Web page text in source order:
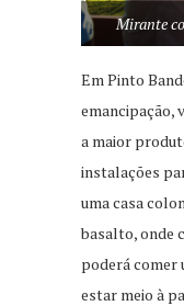
Mirante
Em Pinto
emancipação,
a maior
instalações
uma casa
basalto, onde
poderá comer
estar meio à